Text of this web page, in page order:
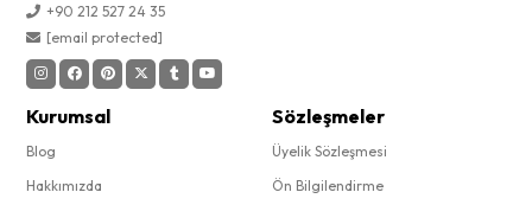
+90 212 527 24 35
[email protected]
Kurumsal
Blog
Hakkımızda
Sözleşmeler
Üyelik Sözleşmesi
Ön Bilgilendirme